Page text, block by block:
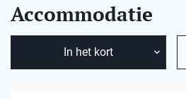
Accommodatie
In het kort